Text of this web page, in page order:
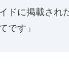
ドに掲載さ
です」